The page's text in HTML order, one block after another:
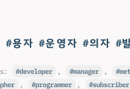
#용자 #운영자 #의자 #
developer , manager ,
, programmer , subscriber